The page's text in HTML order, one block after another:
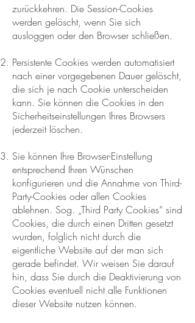
zurückkehren. Die Session-Cookies
werden gelöscht, wenn Sie sich
ausloggen oder den Browser schließen.
Persistente Cookies werden automatisiert
nach einer vorgegebenen Dauer gelöscht,
die sich je nach Cookie unterscheiden
kann. Sie können die Cookies in den
Sicherheitseinstellungen Ihres Browsers
jederzeit löschen.
Sie können Ihre Browser-Einstellung
entsprechend Ihren Wünschen
konfigurieren und die Annahme von Third-
Party-Cookies oder allen Cookies
ablehnen. Sog. „Third Party Cookies“ sind
Cookies, die durch einen Dritten gesetzt
wurden, folglich nicht durch die
eigentliche Website auf der man sich
gerade befindet. Wir weisen Sie darauf
hin, dass Sie durch die Deaktivierung von
Cookies eventuell nicht alle Funktionen
dieser Website nutzen können.